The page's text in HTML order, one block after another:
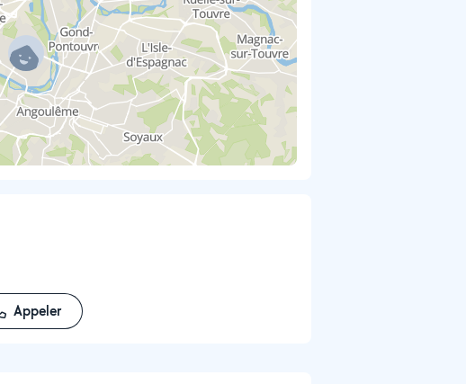
Appeler